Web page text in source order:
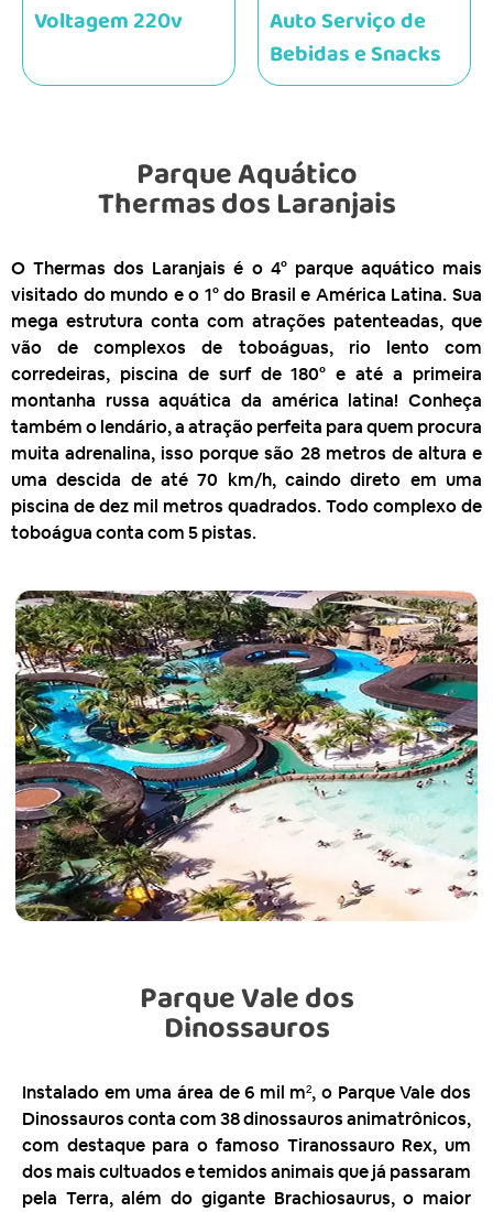
Voltagem 220v Auto Serviço de
Bebidas e Snacks
Parque Aquático
Thermas dos Laranjais
O Thermas dos Laranjais é o 4° parque aquático mais
visitado do mundo e o 1° do Brasil e América Latina. Sua
mega estrutura conta com atrações patenteadas, que
vão de complexos de toboáguas, rio lento com
corredeiras, piscina de surf de 180° e até a primeira
montanha russa aquática da américa latina! Conheça
também o lendário, a atração perfeita para quem procura
muita adrenalina, isso porque são 28 metros de altura e
uma descida de até 70 km/h, caindo direto em uma
piscina de dez mil metros quadrados. Todo complexo de
toboágua conta com 5 pistas.
Parque Vale dos
Dinossauros
Instalado em uma área de 6 mil m², o Parque Vale dos
Dinossauros conta com 38 dinossauros animatrônicos,
com destaque para o famoso Tiranossauro Rex, um
dos mais cultuados e temidos animais que já passaram
pela Terra, além do gigante Brachiosaurus, o maior